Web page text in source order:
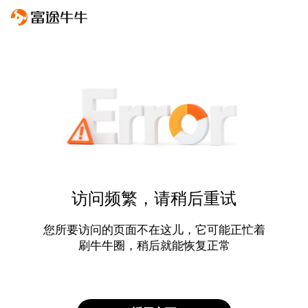
访问频繁，请稍后重试
您所要访问的页面不在这儿，它可能正忙着
刷牛牛圈，稍后就能恢复正常